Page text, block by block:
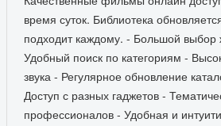
время суток. Библиотека
подходит каждому. - Большой выбор
Удобный поиск по категориям -
звука - Регулярное обновление
Доступ с разных гаджетов -
профессионалов - Удобная и